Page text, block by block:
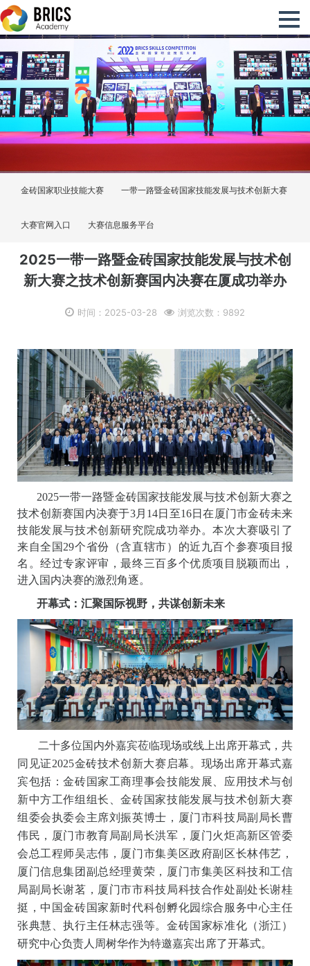
金砖国家职业技能大赛 一带一路暨金砖国家技能发展与技术创新大赛
大赛官网入口 大赛信息服务平台
2025一带一路暨金砖国家技能发展与技术创
新大赛之技术创新赛国内决赛在厦成功举办
时间：2025-03-28 浏览次数：9892
2025一带一路暨金砖国家技能发展与技术创新大赛之
技术创新赛国内决赛于3月14日至16日在厦门市金砖未来
技能发展与技术创新研究院成功举办。本次大赛吸引了
来自全国29个省份（含直辖市）的近九百个参赛项目报
名。经过专家评审，最终三百多个优质项目脱颖而出，
进入国内决赛的激烈角逐。
开幕式：汇聚国际视野，共谋创新未来
二十多位国内外嘉宾莅临现场或线上出席开幕式，共
同见证2025金砖技术创新大赛启幕。现场出席开幕式嘉
宾包括：金砖国家工商理事会技能发展、应用技术与创
新中方工作组组长、金砖国家技能发展与技术创新大赛
组委会执委会主席刘振英博士，厦门市科技局副局长曹
伟民，厦门市教育局副局长洪军，厦门火炬高新区管委
会总工程师吴志伟，厦门市集美区政府副区长林伟艺，
厦门信息集团副总经理黄荣，厦门市集美区科技和工信
局副局长谢茗，厦门市市科技局科技合作处副处长谢桂
挺，中国金砖国家新时代科创孵化园综合服务中心主任
张典慧、执行主任林志强等。金砖国家标准化（浙江）
研究中心负责人周树华作为特邀嘉宾出席了开幕式。